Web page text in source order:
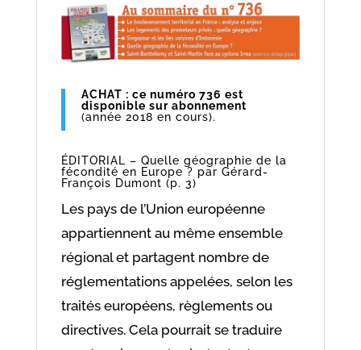
janvier
février
ACHAT : ce numéro 736 est
disponible sur abonnement
(année 2018 en cours).
ÉDITORIAL – Quelle géographie de la
fécondité en Europe ? par Gérard-
François Dumont (p. 3)
Les pays de l’Union européenne
appartiennent au même ensemble
régional et partagent nombre de
réglementations appelées, selon les
traités européens, règlements ou
directives. Cela pourrait se traduire